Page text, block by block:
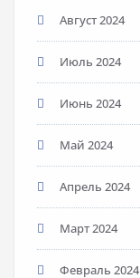
Август 2024
Июль 2024
Июнь 2024
Май 2024
Апрель 2024
Март 2024
Февраль 2024